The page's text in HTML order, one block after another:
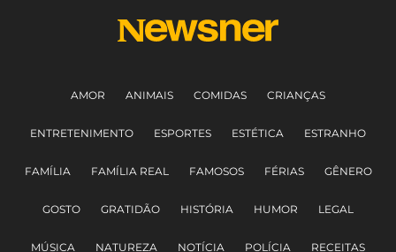
AMOR ANIMAIS COMIDAS CRIANÇAS
ENTRETENIMENTO ESPORTES ESTÉTICA ESTRANHO
FAMÍLIA FAMÍLIA REAL FAMOSOS FÉRIAS GÊNERO
GOSTO GRATIDÃO HISTÓRIA HUMOR LEGAL
MÚSICA NATUREZA NOTÍCIA POLÍCIA RECEITAS